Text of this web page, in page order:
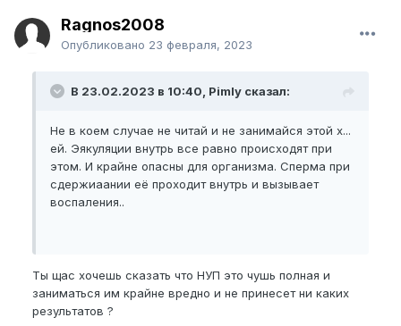
Ragnos2008
Опубликовано 23 февраля, 2023
В 23.02.2023 в 10:40, Pimly сказал:
Не в коем случае не читай и не занимайся этой х...
ей. Эякуляции внутрь все равно происходят при
этом. И крайне опасны для организма. Сперма при
сдержиаании еë проходит внутрь и вызывает
воспаления..
Ты щас хочешь сказать что НУП это чушь полная и
заниматься им крайне вредно и не принесет ни каких
результатов ?